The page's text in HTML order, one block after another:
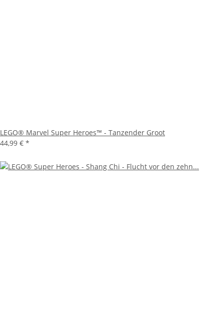
LEGO® Marvel Super Heroes™ - Tanzender Groot
44,99 € *